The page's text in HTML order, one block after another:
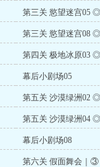
第三关 慾望迷宫05
第三关 慾望迷宫08
第四关 极地冰原03
幕后小剧场05
第五关 沙漠绿洲02
第五关 沙漠绿洲04
幕后小剧场08
第六关 假面舞会｜